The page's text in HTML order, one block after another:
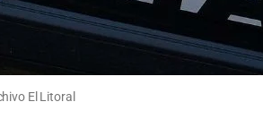
El Litoral